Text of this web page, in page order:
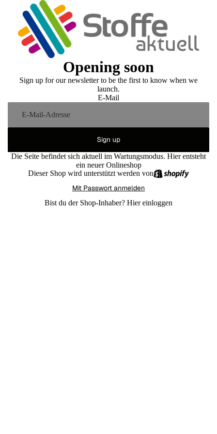
Opening soon
Sign up for our newsletter to be the first to know when we
launch.
E-Mail
Sign up
Die Seite befindet sich aktuell im Wartungsmodus. Hier entsteht
ein neuer Onlineshop
Dieser Shop wird unterstützt werden von
Mit Passwort anmelden
Bist du der Shop-Inhaber? Hier einloggen